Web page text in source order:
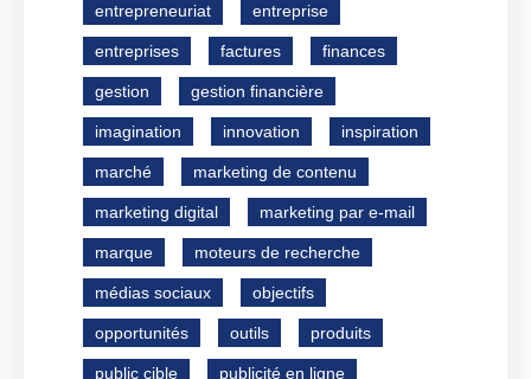
entrepreneuriat entreprise
entreprises factures finances
gestion gestion financière
imagination innovation inspiration
marché marketing de contenu
marketing digital marketing par e-mail
marque moteurs de recherche
médias sociaux objectifs
opportunités outils produits
public cible publicité en ligne